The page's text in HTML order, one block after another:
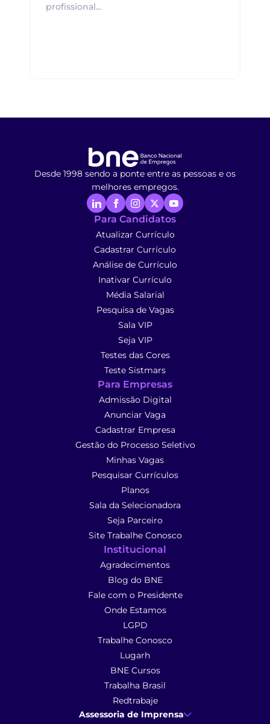
profissional...
Desde 1998 sendo a ponte entre as pessoas e os
melhores empregos.
Para Candidatos
Atualizar Currículo
Cadastrar Currículo
Análise de Currículo
Inativar Currículo
Média Salarial
Pesquisa de Vagas
Sala VIP
Seja VIP
Testes das Cores
Teste Sistmars
Para Empresas
Admissão Digital
Anunciar Vaga
Cadastrar Empresa
Gestão do Processo Seletivo
Minhas Vagas
Pesquisar Currículos
Planos
Sala da Selecionadora
Seja Parceiro
Site Trabalhe Conosco
Institucional
Agradecimentos
Blog do BNE
Fale com o Presidente
Onde Estamos
LGPD
Trabalhe Conosco
Lugarh
BNE Cursos
Trabalha Brasil
Redtrabaje
Assessoria de Imprensa